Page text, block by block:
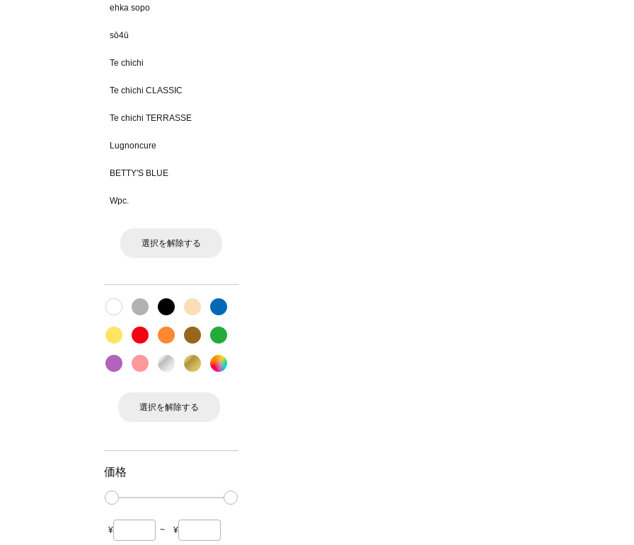
ehka sopo
sō4ū
Te chichi
Te chichi CLASSIC
Te chichi TERRASSE
Lugnoncure
BETTY'S BLUE
Wpc.
選択を解除する
選択を解除する
価格
¥ ~ ¥